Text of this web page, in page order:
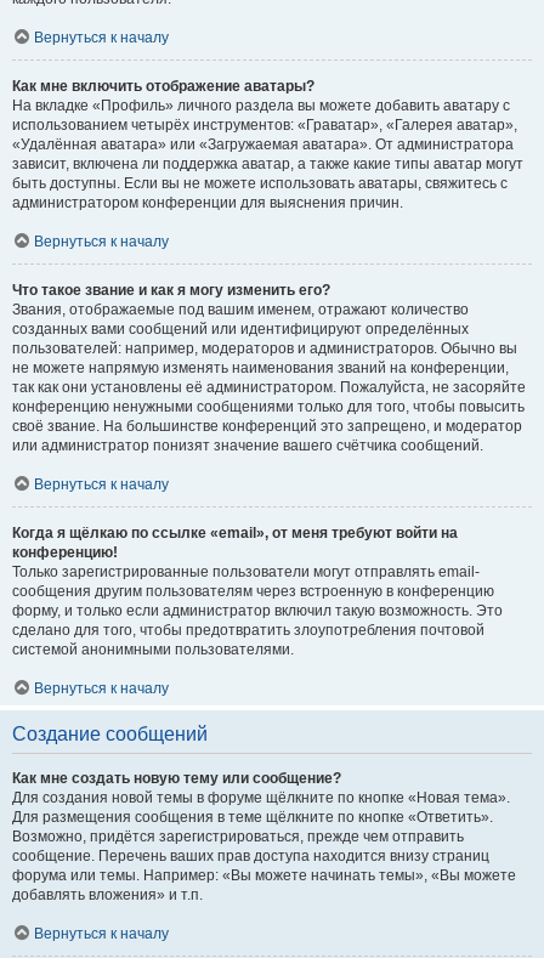
Вернуться к началу
Как мне включить отображение аватары?
На вкладке «Профиль» личного раздела вы можете добавить аватару с
использованием четырёх инструментов: «Граватар», «Галерея аватар»,
«Удалённая аватара» или «Загружаемая аватара». От администратора
зависит, включена ли поддержка аватар, а также какие типы аватар могут
быть доступны. Если вы не можете использовать аватары, свяжитесь с
администратором конференции для выяснения причин.
Вернуться к началу
Что такое звание и как я могу изменить его?
Звания, отображаемые под вашим именем, отражают количество
созданных вами сообщений или идентифицируют определённых
пользователей: например, модераторов и администраторов. Обычно вы
не можете напрямую изменять наименования званий на конференции,
так как они установлены её администратором. Пожалуйста, не засоряйте
конференцию ненужными сообщениями только для того, чтобы повысить
своё звание. На большинстве конференций это запрещено, и модератор
или администратор понизят значение вашего счётчика сообщений.
Вернуться к началу
Когда я щёлкаю по ссылке «email», от меня требуют войти на
конференцию!
Только зарегистрированные пользователи могут отправлять email-
сообщения другим пользователям через встроенную в конференцию
форму, и только если администратор включил такую возможность. Это
сделано для того, чтобы предотвратить злоупотребления почтовой
системой анонимными пользователями.
Вернуться к началу
Создание сообщений
Как мне создать новую тему или сообщение?
Для создания новой темы в форуме щёлкните по кнопке «Новая тема».
Для размещения сообщения в теме щёлкните по кнопке «Ответить».
Возможно, придётся зарегистрироваться, прежде чем отправить
сообщение. Перечень ваших прав доступа находится внизу страниц
форума или темы. Например: «Вы можете начинать темы», «Вы можете
добавлять вложения» и т.п.
Вернуться к началу